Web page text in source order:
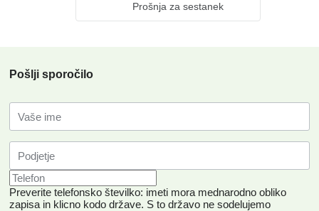
Prošnja za sestanek
Pošlji sporočilo
Preverite telefonsko številko: imeti mora mednarodno obliko
zapisa in klicno kodo države. S to državo ne sodelujemo